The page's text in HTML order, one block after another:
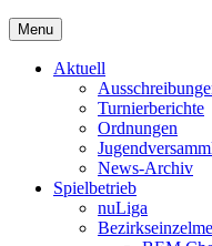
Menu
Aktuell
Turnierberichte
Ordnungen
News-Archiv
Spielbetrieb
nuLiga